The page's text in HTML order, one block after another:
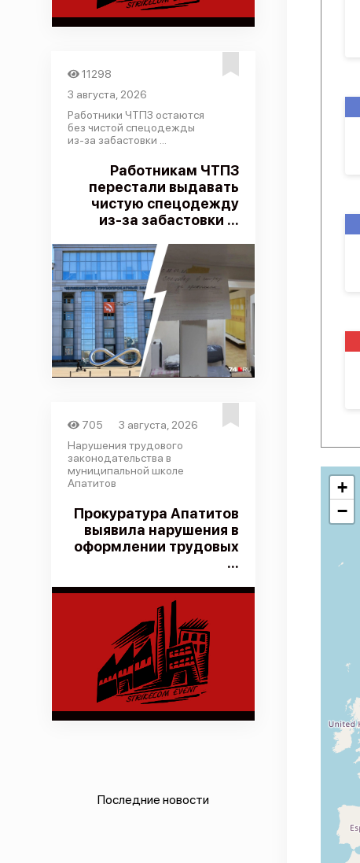
11298
3 августа, 2026
Работники ЧТПЗ остаются
без чистой спецодежды
из-за забастовки ...
Работникам ЧТПЗ
перестали выдавать
чистую спецодежду
из-за забастовки ...
705
3 августа, 2026
Нарушения трудового
законодательства в
муниципальной школе
Апатитов
Прокуратура Апатитов
выявила нарушения в
оформлении трудовых
...
Последние новости
+
−